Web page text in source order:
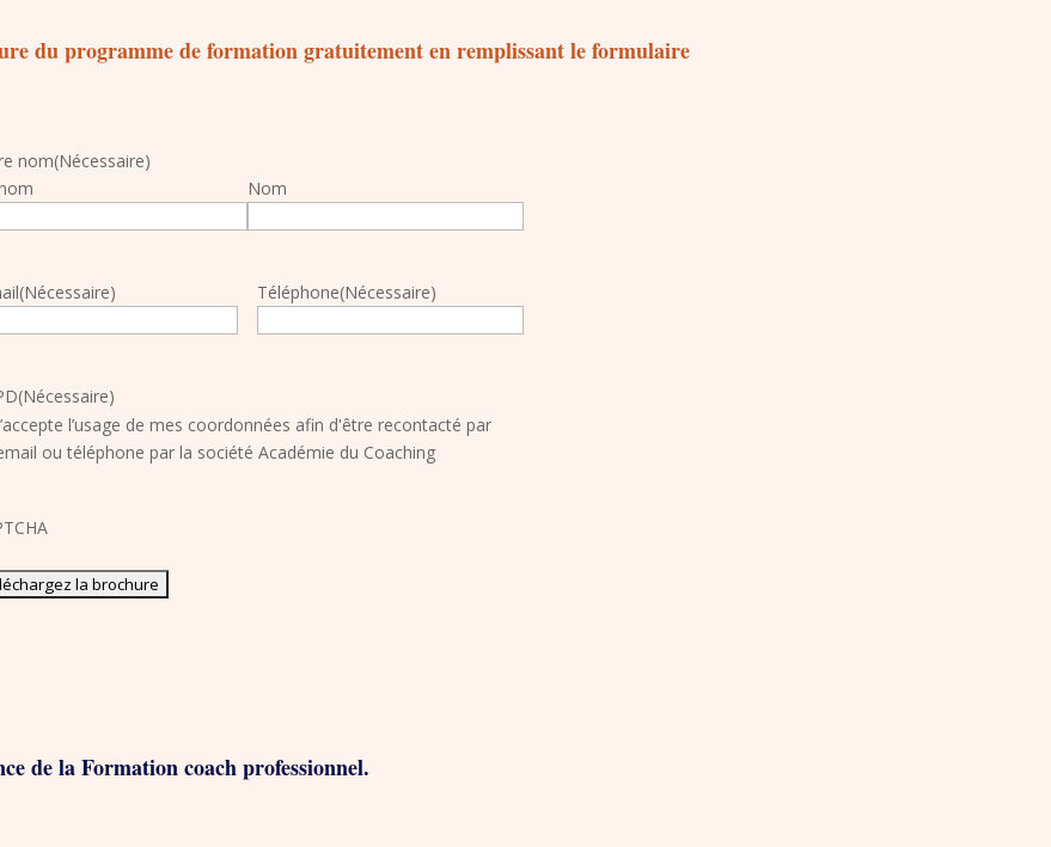
du programme de formation gratuitement en remplissant le formulaire
nom(Nécessaire)
Nom
(Nécessaire) Téléphone(Nécessaire)
(Nécessaire)
l’usage de mes coordonnées afin d'être recontacté par
ou téléphone par la société Académie du Coaching
de la Formation coach professionnel.